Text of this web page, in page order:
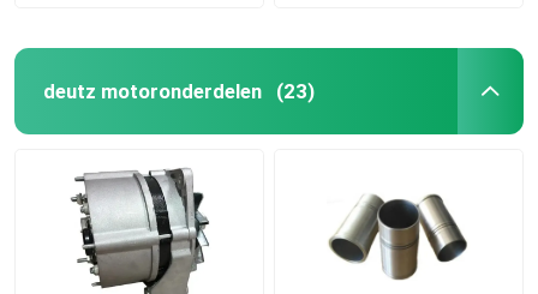
deutz motoronderdelen (23)